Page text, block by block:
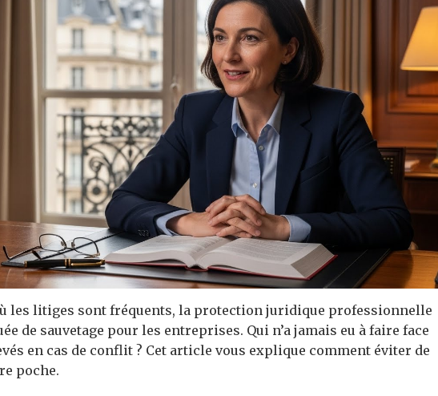
les litiges sont fréquents, la protection juridique professionnelle
de sauvetage pour les entreprises. Qui n’a jamais eu à faire face
en cas de conflit ? Cet article vous explique comment éviter de
poche.